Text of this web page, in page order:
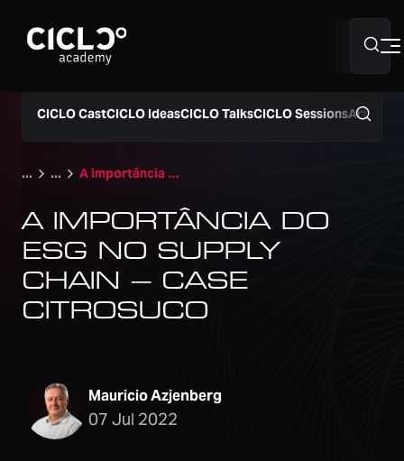
Sobre nós
Hub Supply Chain
Programação 2026
40º Simpósio Supply Chain
CICLO CastCICLO IdeasCICLO TalksCICLO SessionsArtigos
A importância do ESG no Supply Chain – Case Citrosuco
A IMPORTÂNCIA DO
ESG NO SUPPLY
CHAIN – CASE
CITROSUCO
Mauricio Azjenberg
07 Jul 2022